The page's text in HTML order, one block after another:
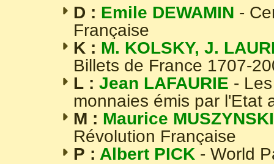
D : Emile DEWAMIN -
Française
K : M. KOLSKY, J.
Billets de France 1707-
L : Jean LAFAURIE -
monnaies émis par l'Etat
M : Maurice MUSZYNSKI
Révolution Française
P : Albert PICK - World